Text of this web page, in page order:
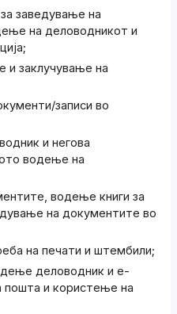
заведување на
на деловодникот и
и заклучување на
записи во
и негова
водење на
водење книги за
на документите во
на печати и штембили;
деловодник и е-
пошта и користење на